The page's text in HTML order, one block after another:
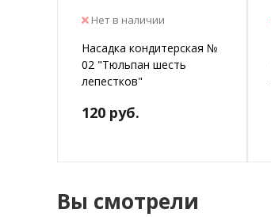
Нет в наличии
Насадка кондитерская №
02 "Тюльпан шесть
лепестков"
120 руб.
Вы смотрели